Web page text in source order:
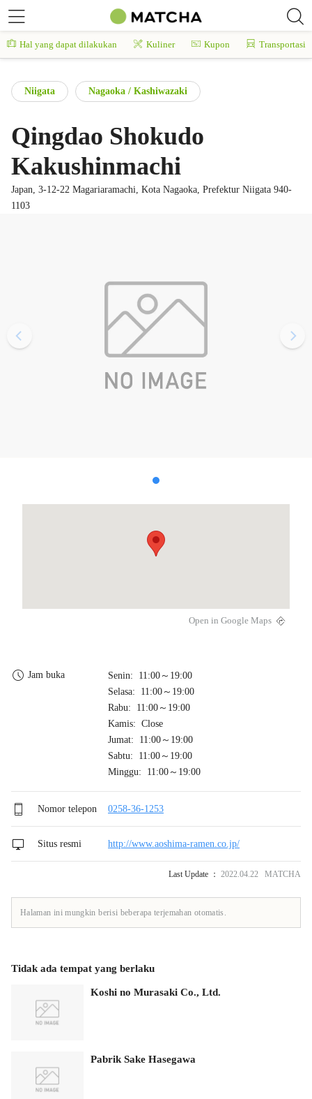
Hal yang dapat dilakukan Kuliner Kupon Transportasi
Niigata Nagaoka / Kashiwazaki
Qingdao Shokudo
Kakushinmachi
Japan, 3-12-22 Magariaramachi, Kota Nagaoka, Prefektur Niigata 940-
1103
Open in Google Maps
Jam buka
Senin: 11:00～19:00
Selasa: 11:00～19:00
Rabu: 11:00～19:00
Kamis: Close
Jumat: 11:00～19:00
Sabtu: 11:00～19:00
Minggu: 11:00～19:00
Nomor telepon 0258-36-1253
Situs resmi http://www.aoshima-ramen.co.jp/
Last Update ： 2022.04.22 MATCHA
Halaman ini mungkin berisi beberapa terjemahan otomatis.
Tidak ada tempat yang berlaku
Koshi no Murasaki Co., Ltd.
Pabrik Sake Hasegawa